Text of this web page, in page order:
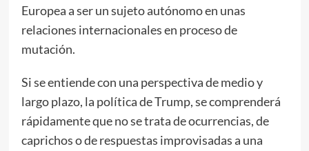
Europea a ser un sujeto autónomo en unas
relaciones internacionales en proceso de
mutación.
Si se entiende con una perspectiva de medio y
largo plazo, la política de Trump, se comprenderá
rápidamente que no se trata de ocurrencias, de
caprichos o de respuestas improvisadas a una